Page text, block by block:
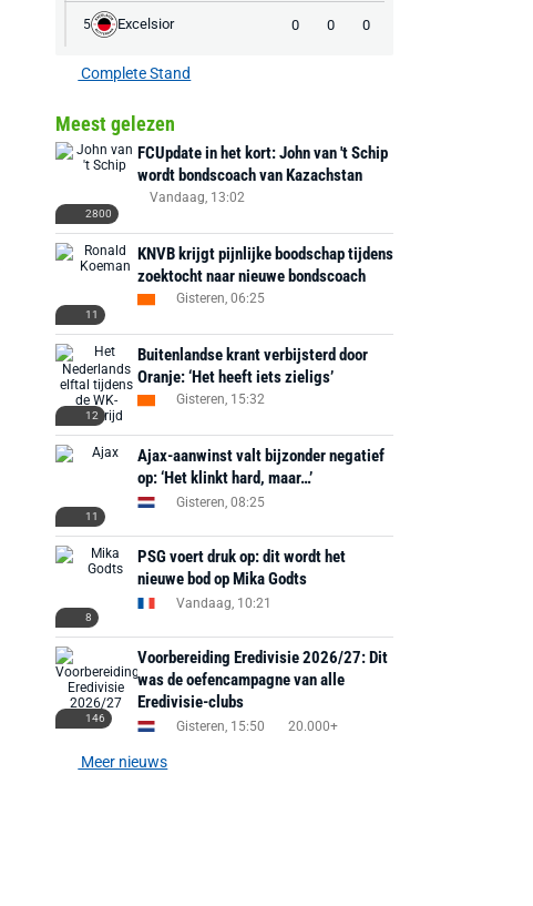
5 Excelsior 0 0 0
Complete Stand
Meest gelezen
2800
FCUpdate in het kort: John van 't Schip
wordt bondscoach van Kazachstan
Vandaag, 13:02
11
KNVB krijgt pijnlijke boodschap tijdens
zoektocht naar nieuwe bondscoach
Gisteren, 06:25
12
Buitenlandse krant verbijsterd door
Oranje: ‘Het heeft iets zieligs’
Gisteren, 15:32
11
Ajax-aanwinst valt bijzonder negatief
op: ‘Het klinkt hard, maar…’
Gisteren, 08:25
8
PSG voert druk op: dit wordt het
nieuwe bod op Mika Godts
Vandaag, 10:21
146
Voorbereiding Eredivisie 2026/27: Dit
was de oefencampagne van alle
Eredivisie-clubs
Gisteren, 15:50 20.000+
Meer nieuws